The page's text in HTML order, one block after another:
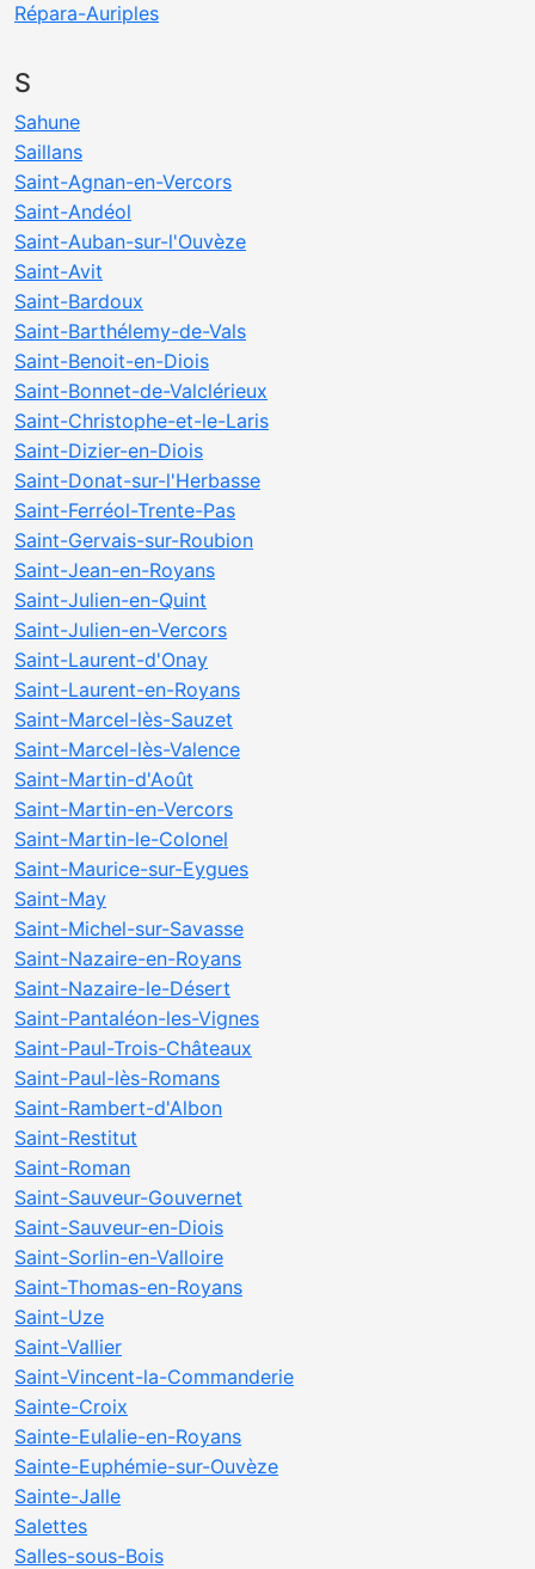
Répara-Auriples
S
Sahune
Saillans
Saint-Agnan-en-Vercors
Saint-Andéol
Saint-Auban-sur-l'Ouvèze
Saint-Avit
Saint-Bardoux
Saint-Barthélemy-de-Vals
Saint-Benoit-en-Diois
Saint-Bonnet-de-Valclérieux
Saint-Christophe-et-le-Laris
Saint-Dizier-en-Diois
Saint-Donat-sur-l'Herbasse
Saint-Ferréol-Trente-Pas
Saint-Gervais-sur-Roubion
Saint-Jean-en-Royans
Saint-Julien-en-Quint
Saint-Julien-en-Vercors
Saint-Laurent-d'Onay
Saint-Laurent-en-Royans
Saint-Marcel-lès-Sauzet
Saint-Marcel-lès-Valence
Saint-Martin-d'Août
Saint-Martin-en-Vercors
Saint-Martin-le-Colonel
Saint-Maurice-sur-Eygues
Saint-May
Saint-Michel-sur-Savasse
Saint-Nazaire-en-Royans
Saint-Nazaire-le-Désert
Saint-Pantaléon-les-Vignes
Saint-Paul-Trois-Châteaux
Saint-Paul-lès-Romans
Saint-Rambert-d'Albon
Saint-Restitut
Saint-Roman
Saint-Sauveur-Gouvernet
Saint-Sauveur-en-Diois
Saint-Sorlin-en-Valloire
Saint-Thomas-en-Royans
Saint-Uze
Saint-Vallier
Saint-Vincent-la-Commanderie
Sainte-Croix
Sainte-Eulalie-en-Royans
Sainte-Euphémie-sur-Ouvèze
Sainte-Jalle
Salettes
Salles-sous-Bois